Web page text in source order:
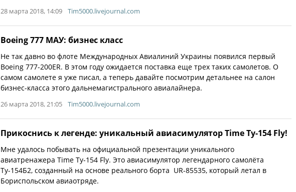
28 марта 2018, 14:09 Tim5000.livejournal.com
Boeing 777 МАУ: бизнес класс
Не так давно во флоте Международных Авиалиний Украины появился первый
Boeing 777-200ER. В этом году ожидается поставка еще трех таких самолетов. О
самом самолете я уже писал, а теперь давайте посмотрим детальнее на салон
бизнес-класса этого дальнемагистрального авиалайнера.
26 марта 2018, 21:05 Tim5000.livejournal.com
Прикоснись к легенде: уникальный авиасимулятор Time Tу-154 Fly!
Мне удалось побывать на официальной презентации уникального
авиатренажера Time Tу-154 Fly. Это авиасимулятор легендарного самолёта
Ту-154Б2, созданный на основе реального борта UR-85535, который летал в
Бориспольском авиаотряде.